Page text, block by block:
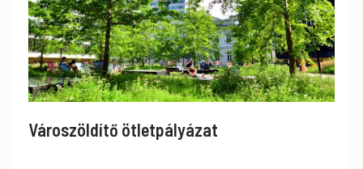
Városzöldítő ötletpályázat